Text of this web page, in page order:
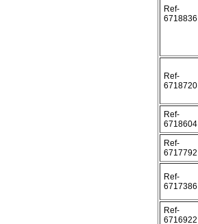
Ref-
6718836
Ref-
6718720
Ref-
6718604
Ref-
6717792
Ref-
6717386
Ref-
6716922